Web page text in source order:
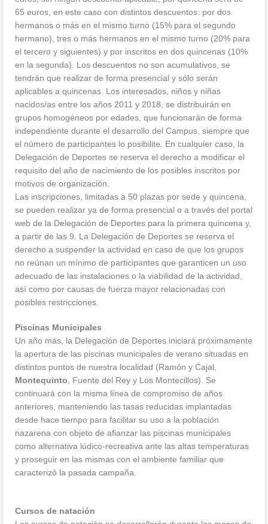
65 euros, en este caso con distintos descuentos: por dos
hermanos o más en el mismo turno (15% para el segundo
hermano), tres o más hermanos en el mismo turno (20% para
el tercero y siguientes) y por inscritos en dos quincenas (10%
en la segunda). Los descuentos no son acumulativos, se
tendrán que realizar de forma presencial y sólo serán
aplicables a quincenas. Los interesados, niños y niñas
nacidos/as entre los años 2011 y 2018, se distribuirán en
grupos homogéneos por edades, que funcionarán de forma
independiente durante el desarrollo del Campus, siempre que
el número de participantes lo posibilite. En cualquier caso, la
Delegación de Deportes se reserva el derecho a modificar el
requisito del año de nacimiento de los posibles inscritos por
motivos de organización.
Las inscripciones, limitadas a 50 plazas por sede y quincena,
se pueden realizar ya de forma presencial o a través del portal
web de la Delegación de Deportes para la primera quincena y,
a partir de las 9. La Delegación de Deportes se reserva el
derecho a suspender la actividad en caso de que los grupos
no reúnan un mínimo de participantes que garanticen un uso
adecuado de las instalaciones o la viabilidad de la actividad,
así como por causas de fuerza mayor relacionadas con
posibles restricciones.
Piscinas Municipales
Un año más, la Delegación de Deportes iniciará próximamente
la apertura de las piscinas municipales de verano situadas en
distintos puntos de nuestra localidad (Ramón y Cajal,
Montequinto , Fuente del Rey y Los Montecillos). Se
continuará con la misma línea de compromiso de años
anteriores, manteniendo las tasas reducidas implantadas
desde hace tiempo para facilitar su uso a la población
nazarena con objeto de afianzar las piscinas municipales
como alternativa lúdico-recreativa ante las altas temperaturas
y proseguir en las mismas con el ambiente familiar que
caracterizó la pasada campaña.
Cursos de natación